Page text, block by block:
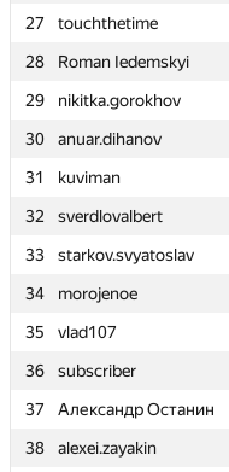
27
touchthetime
28
Roman Iedemskyi
29
nikitka.gorokhov
30
anuar.dihanov
31
kuviman
32
sverdlovalbert
33
starkov.svyatoslav
34
morojenoe
35
vlad107
36
subscriber
37
Александр Останин
38
alexei.zayakin
27
touchthetime
28
Roman Iedemskyi
29
nikitka.gorokhov
30
anuar.dihanov
31
kuviman
32
sverdlovalbert
33
starkov.svyatoslav
34
morojenoe
35
vlad107
36
subscriber
37
Александр Останин
38
alexei.zayakin